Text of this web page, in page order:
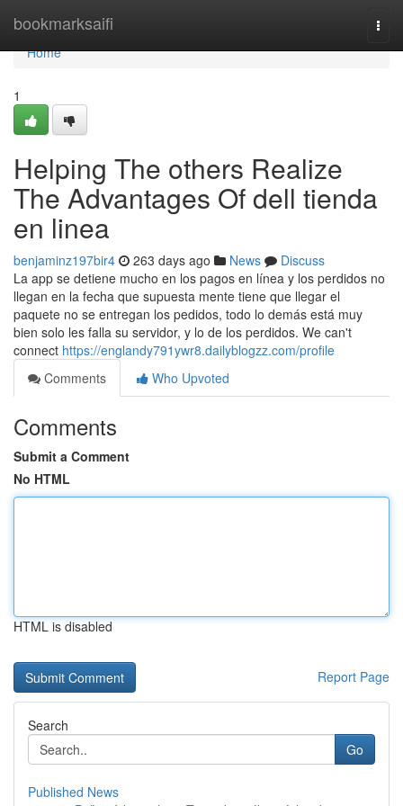
bookmarksaifi
Home
Home
1
Helping The others Realize
The Advantages Of dell tienda
en linea
benjaminz197bir4 263 days ago News
Discuss
La app se detiene mucho en los pagos en línea y los perdidos no
llegan en la fecha que supuesta mente tiene que llegar el
paquete no se entregan los pedidos, todo lo demás está muy
bien solo les falla su servidor, y lo de los perdidos. We can't
connect https://englandy791ywr8.dailyblogzz.com/profile
Comments
Who Upvoted
Comments
Submit a Comment
No HTML
HTML is disabled
Report Page
Search
Go
Published News